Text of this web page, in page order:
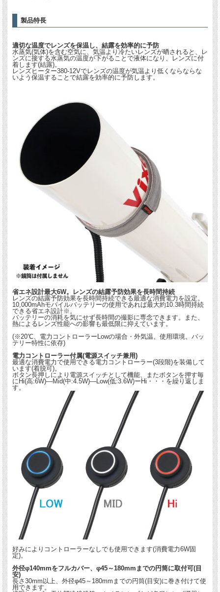
製品特長
適切な温度でレンズを保温し、結露を効率的に予防
水蒸気(気体)を含む空気に、気温より冷たいレンズが晒されると、レ
ンズに接する水蒸気の温度が下がることで液体になり、レンズに付
着します(結露)。
レンズヒーター380-12Vでレンズの温度が気温より低くならならな
いよう保温することで結露を効率的に予防します。
省エネ設計最大6W。レンズの結露予防効果を長時間持続
レンズの結露予防効果を長時間持続できる最適な消費電力を設定。
10,000mAhモバイルバッテリーの使用であれば最大約10.3時間持続
できる省エネ設計※。
バッテリーの消耗を気にせず長時間の撮影に専念できます。また、
熱によるレンズ性能への影響も最低限に抑えています。
(※20℃、電力コントローラーLowの場合・外気温、使用環境、バッ
テリー特性に依存)
電力コントローラー付属(電源スイッチ兼用)
最適な消費電力で使用できる電力コントローラー(3段階)を装備して
います(着脱可)。
ボタン長押しにより電源スイッチとして機能、またボタンを押す毎
にHi(高:6W)―Mid(中:4.5W)―Low(低:3.6W)ーHi・・・を繰り返しま
す。
好みによりコントローラーなしでも使用できます(消費電力6W固
定)。
外径φ140mmをフルカバー、φ45～180mmまでの円筒に取付可(目
安)
長さ30mm以上、外径φ45～180mmまでの円筒(目安)に巻き付けて使
用できます。